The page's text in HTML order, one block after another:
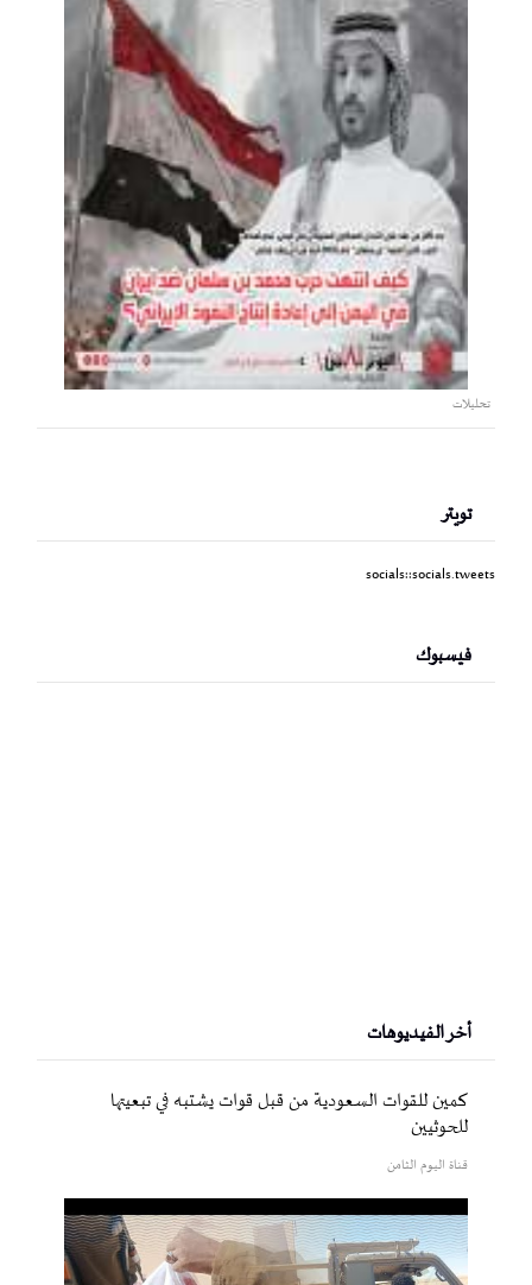
تحليلات
تويتر
socials::socials.tweets
فيسبوك
أخر الفيديوهات
كمين للقوات السعودية من قبل قوات يشتبه في تبعيتها
للحوثيين
قناة اليوم الثامن